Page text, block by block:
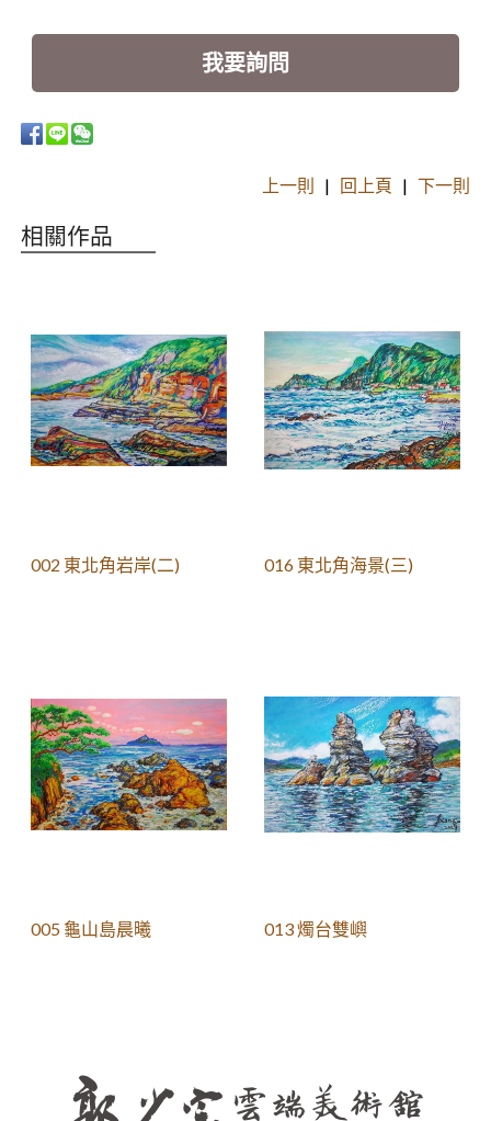
我要詢問
上一則 | 回上頁 |下一則
相關作品
002 東北角岩岸(二) 016 東北角海景(三)
005 龜山島晨曦 013 燭台雙嶼